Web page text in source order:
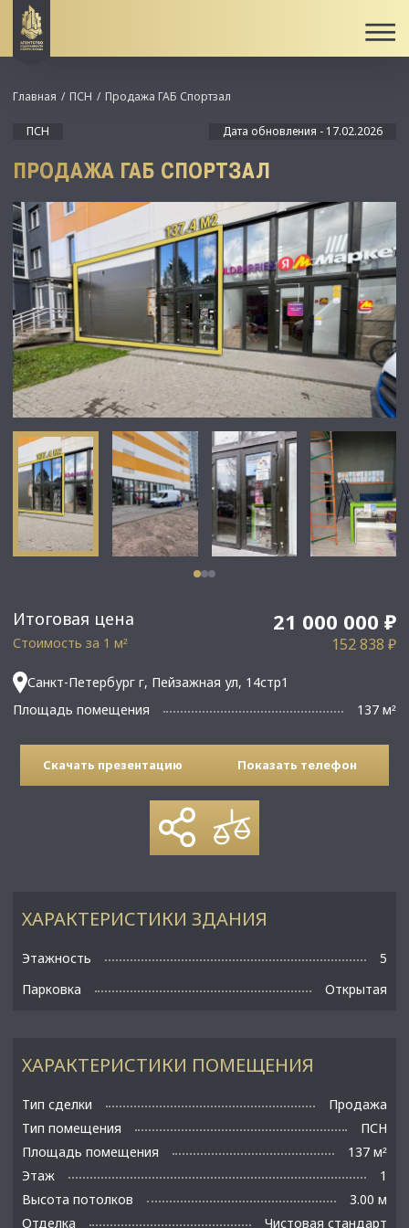
Итоговая цена 21 000 000 ₽
Стоимость за 1 м² 152 838 ₽
Санкт-Петербург г, Пейзажная ул, 14стр1
Площадь помещения
137 м²
Главная ПСН Продажа ГАБ Спортзал
ПСН Дата обновления - 17.02.2026
ПРОДАЖА ГАБ СПОРТЗАЛ
Скачать презентацию Показать телефон
ХАРАКТЕРИСТИКИ ПОМЕЩЕНИЯ
Тип сделки
Продажа
Тип помещения
ПСН
Площадь помещения
137 м²
Этаж
1
Высота потолков
3.00 м
Отделка
Чистовая стандарт
ХАРАКТЕРИСТИКИ ЗДАНИЯ
Этажность
5
Парковка
Открытая